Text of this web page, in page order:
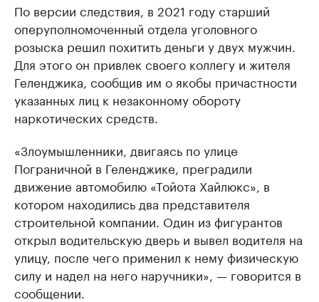
По версии следствия, в 2021 году старший
оперуполномоченный отдела уголовного
розыска решил похитить деньги у двух мужчин.
Для этого он привлек своего коллегу и жителя
Геленджика, сообщив им о якобы причастности
указанных лиц к незаконному обороту
наркотических средств.
«Злоумышленники, двигаясь по улице
Пограничной в Геленджике, преградили
движение автомобилю «Тойота Хайлюкс», в
котором находились два представителя
строительной компании. Один из фигурантов
открыл водительскую дверь и вывел водителя на
улицу, после чего применил к нему физическую
силу и надел на него наручники», — говорится в
сообщении.